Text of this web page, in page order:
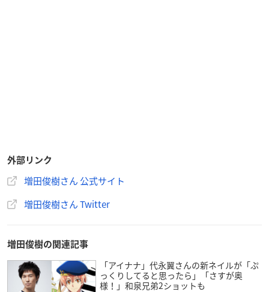
外部リンク
増田俊樹さん 公式サイト
増田俊樹さん Twitter
増田俊樹の関連記事
「アイナナ」代永翼さんの新ネイルが「ぷ
っくりしてると思ったら」「さすが奥
様！」和泉兄弟2ショットも